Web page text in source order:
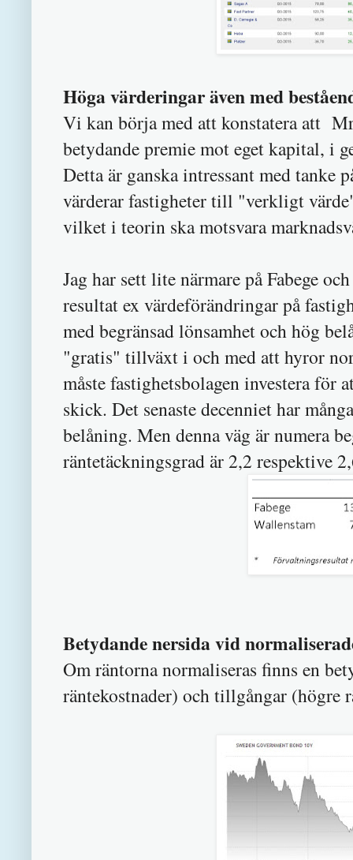
Höga värderingar även med
Vi kan börja med att konstatera att
betydande premie mot eget kapital, i
Detta är ganska intressant med tanke
värderar fastigheter till "verkligt
vilket i teorin ska motsvara
Jag har sett lite närmare på Fabege
resultat ex värdeförändringar på
med begränsad lönsamhet och hög
"gratis" tillväxt i och med att hyror
måste fastighetsbolagen investera för
skick. Det senaste decenniet har
belåning. Men denna väg är numera
räntetäckningsgrad är 2,2 respektive
Betydande nersida vid
Om räntorna normaliseras finns en
räntekostnader) och tillgångar